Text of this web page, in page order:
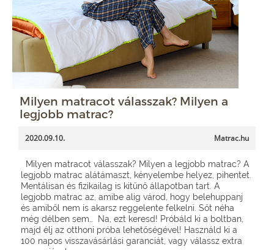
Milyen matracot válasszak? Milyen a
legjobb matrac?
2020.09.10. Matrac.hu
Milyen matracot válasszak? Milyen a legjobb matrac? A
legjobb matrac alátámaszt, kényelembe helyez, pihentet.
Mentálisan és fizikailag is kitűnő állapotban tart. A
legjobb matrac az, amibe alig várod, hogy belehuppanj
és amiből nem is akarsz reggelente felkelni. Sőt néha
még délben sem… Na, ezt keresd! Próbáld ki a boltban,
majd élj az otthoni próba lehetőségével! Használd ki a
100 napos visszavásárlási garanciát, vagy válassz extra